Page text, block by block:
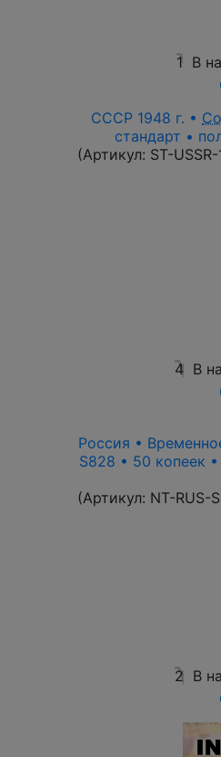
1 В
СССР 1948 г. •
стандарт •
(Артикул: ST-
4 В
Россия •
S828 • 50 копеек
(Артикул: NT-RUS-
2 В